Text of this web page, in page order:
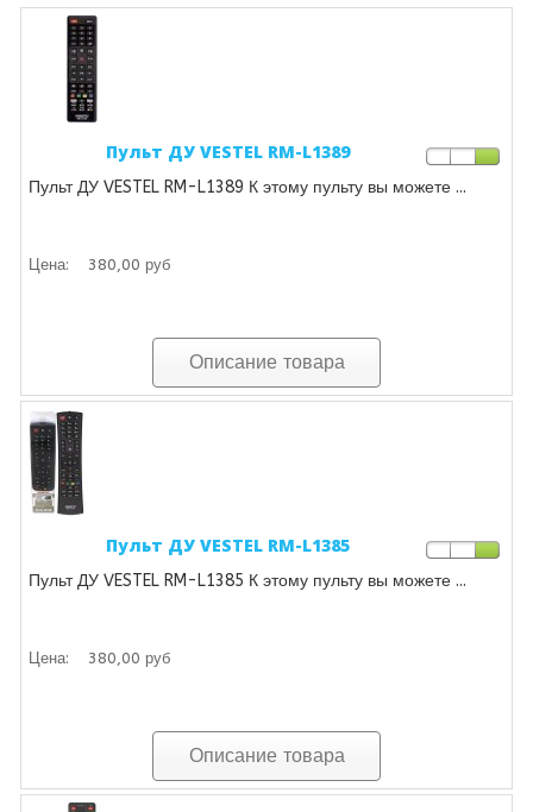
Пульт ДУ VESTEL RM-L1389
Пульт ДУ VESTEL RM-L1389 К этому пульту вы можете ...
Цена: 380,00 руб
Описание товара
Пульт ДУ VESTEL RM-L1385
Пульт ДУ VESTEL RM-L1385 К этому пульту вы можете ...
Цена: 380,00 руб
Описание товара